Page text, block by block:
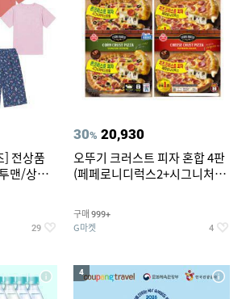
전상품
맨/상하
29
30% 20,930
오뚜기 크러스트 피자 혼합 4판
(페페로니디럭스2+시그니처익
구매 999+
G마켓 4
4